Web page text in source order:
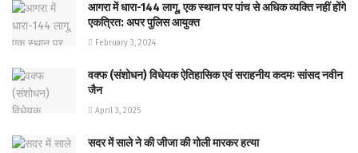
आगरा में धारा-144 लागू, एक स्थान पर पांच से अधिक व्यक्ति नहीं होंगे
एकत्रित: अपर पुलिस आयुक्त
February 3, 2024
वक्फ (संशोधन) विधेयक ऐतिहासिक एवं सराहनीय कदमः सांसद नवीन
जैन
April 3, 2025
सदर में साले ने की जीजा की गोली मारकर हत्या